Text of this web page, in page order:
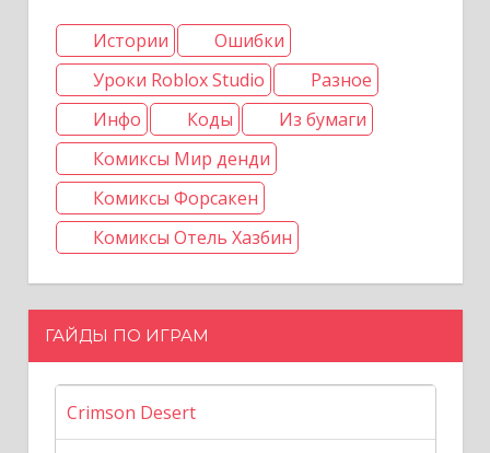
Истории
Ошибки
Уроки Roblox Studio
Разное
Инфо
Коды
Из бумаги
Комиксы Мир денди
Комиксы Форсакен
Комиксы Отель Хазбин
ГАЙДЫ ПО ИГРАМ
Crimson Desert